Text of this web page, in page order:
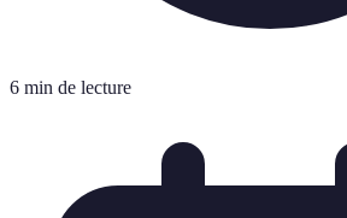
6 min de lecture